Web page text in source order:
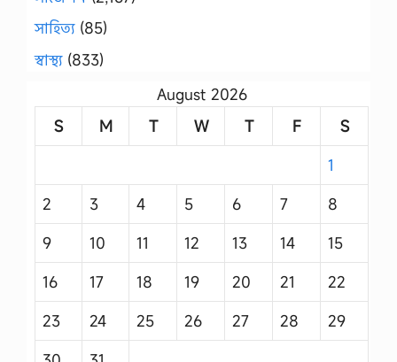
সাহিত্য(85)
স্বাস্থ্য(833)
August 2026
S
M T W T F
S
1
2
3 4 5 6 7
8
9
10 11 12 13 14
15
16
17 18 19 20 21
22
23
24 25 26 27 28
29